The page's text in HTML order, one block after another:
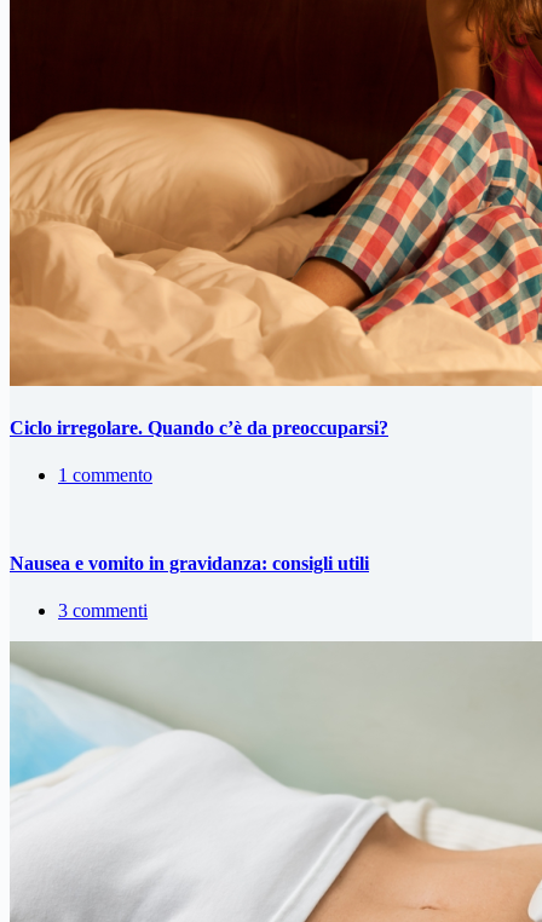
Ciclo irregolare. Quando c’è da preoccuparsi?
1 commento
Nausea e vomito in gravidanza: consigli utili
3 commenti